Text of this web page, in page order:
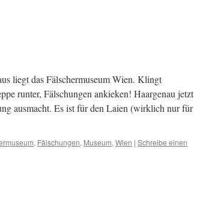
liegt das Fälschermuseum Wien. Klingt
runter, Fälschungen ankieken! Haargenau jetzt
ausmacht. Es ist für den Laien (wirklich nur für
, Fälschungen, Museum, Wien | Schreibe einen